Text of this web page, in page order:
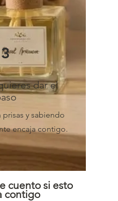
3
dar el
prisas y sabiendo
encaja contigo.
cuento si esto
contigo